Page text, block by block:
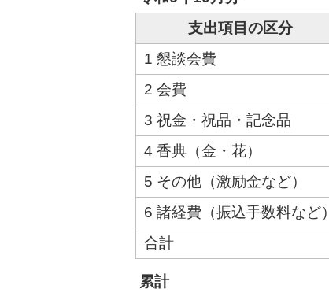
支出項目の区分
1 懇談会費
2 会費
3 祝金・祝品・記念品
4 香典（金・花）
5 その他（激励金など）
6 諸経費（振込手数料など）
合計
累計